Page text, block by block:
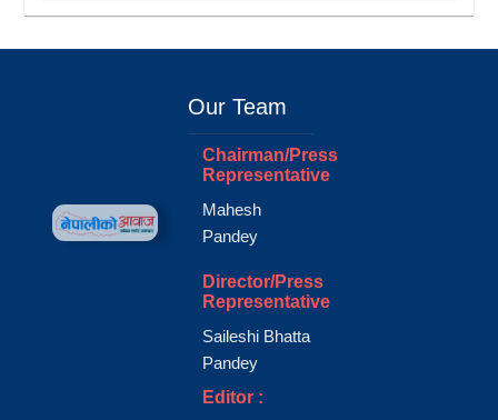
Our Team
Chairman/Press
Representative
Mahesh
Pandey
Director/Press
Representative
Saileshi Bhatta
Pandey
Editor :